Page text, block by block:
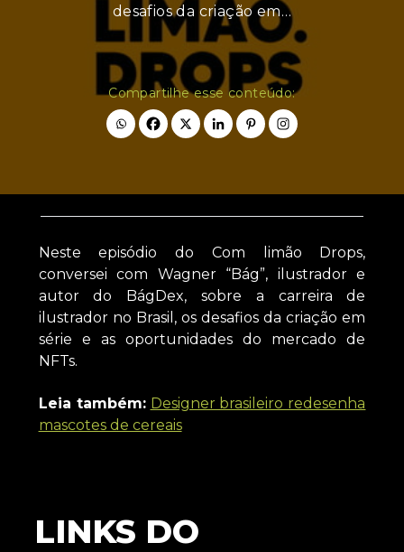
desafios da criação em…
Compartilhe esse conteúdo:
Neste episódio do Com limão Drops,
conversei com Wagner “Bág”, ilustrador e
autor do BágDex, sobre a carreira de
ilustrador no Brasil, os desafios da criação em
série e as oportunidades do mercado de
NFTs.
Leia também: Designer brasileiro redesenha
mascotes de cereais
LINKS DO